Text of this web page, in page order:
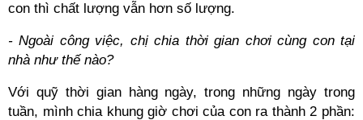
con thì chất lượng vẫn hơn số lượng.
- Ngoài công việc, chị chia thời gian chơi cùng con tại
nhà như thế nào?
Với quỹ thời gian hàng ngày, trong những ngày trong
tuần, mình chia khung giờ chơi của con ra thành 2 phần: